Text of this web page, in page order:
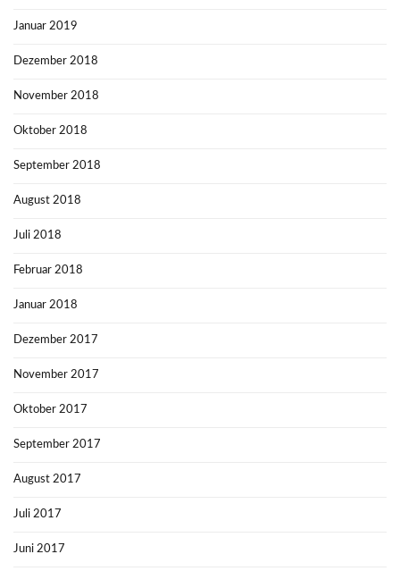
Januar 2019
Dezember 2018
November 2018
Oktober 2018
September 2018
August 2018
Juli 2018
Februar 2018
Januar 2018
Dezember 2017
November 2017
Oktober 2017
September 2017
August 2017
Juli 2017
Juni 2017